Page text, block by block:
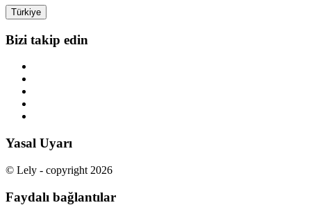
Türkiye
Bizi takip edin
Yasal Uyarı
© Lely - copyright 2026
Faydalı bağlantılar